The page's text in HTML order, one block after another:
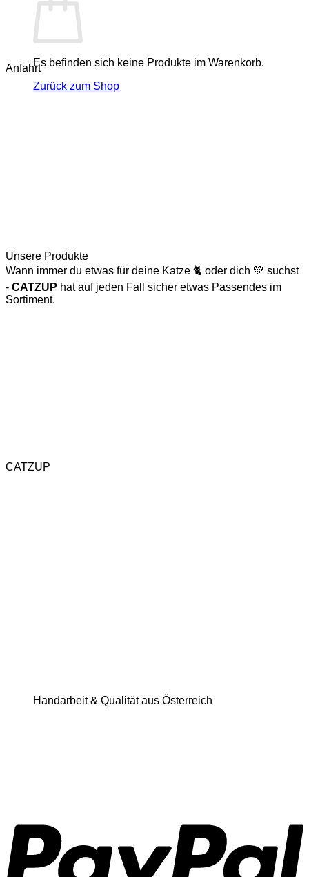
Es befinden sich keine Produkte im Warenkorb.
Zurück zum Shop
Widerruf starten
Fragen & Antworten (FAQ)
Anfahrt
Unsere Produkte
Wann immer du etwas für deine Katze 🐈 oder dich 💚 suchst
- CATZUP hat auf jeden Fall sicher etwas Passendes im
Sortiment.
CATZUP
Handarbeit & Qualität aus Österreich